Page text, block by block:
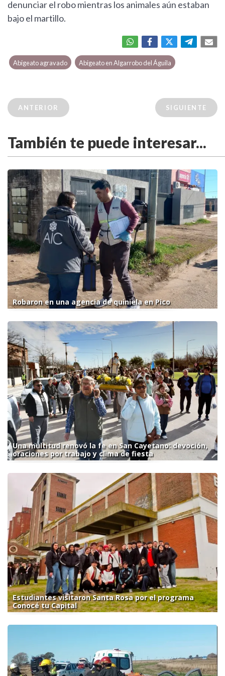
denunciar el robo mientras los animales aún estaban
bajo el martillo.
Abigeato agravado Abigeato en Algarrobo del Águila
ANTERIOR SIGUIENTE
También te puede interesar...
Robaron en una agencia de quiniela en Pico
Una multitud renovó la fe en San Cayetano: devoción,
oraciones por trabajo y clima de fiesta
Estudiantes visitaron Santa Rosa por el programa
Conocé tu Capital